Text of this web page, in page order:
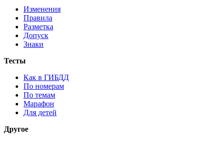
Изменения
Правила
Разметка
Допуск
Знаки
Тесты
Как в ГИБДД
По номерам
По темам
Марафон
Для детей
Другое